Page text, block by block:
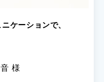
ケーションで、
様